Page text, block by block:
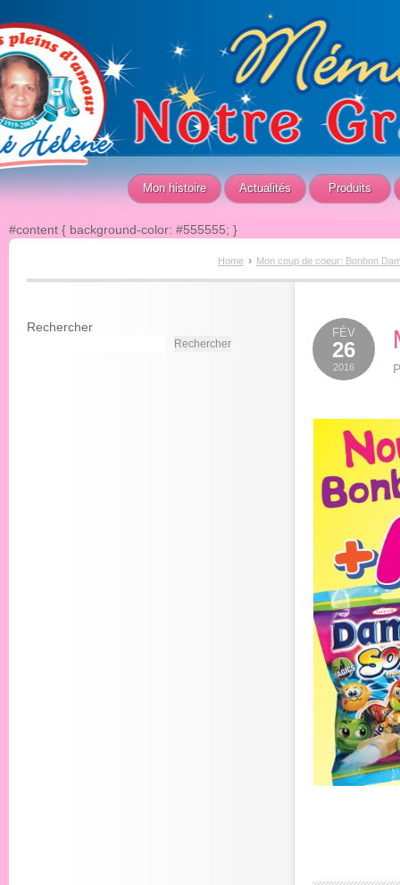
Mon histoire Actualités Produits
#content { background-color: #555555; }
Home › Mon coup de coeur: Bonbon
Rechercher
Rechercher
FÉV
26
2016